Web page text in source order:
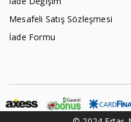
Mesafeli Satış Sözleşmesi
İade Formu